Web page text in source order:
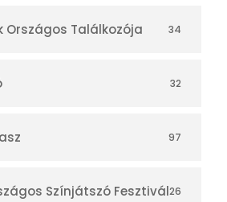
Országos Találkozója 34
32
97
Színjátszó Fesztivál26